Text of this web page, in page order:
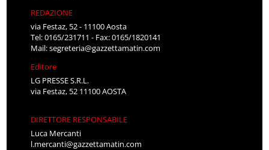
REDAZIONE
via Festaz, 52 - 11100 Aosta
Tel: 0165/231711 - Fax: 0165/1820141
Mail:segreteria@gazzettamatin.com
Editore
LG PRESSE S.R.L.
via Festaz, 52 11100 AOSTA
DIRETTORE RESPONSABILE
Luca Mercanti
l.mercanti@gazzettamatin.com